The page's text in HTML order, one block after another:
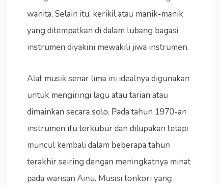
wanita. Selain itu, kerikil atau manik-manik
yang ditempatkan di dalam lubang bagasi
instrumen diyakini mewakili jiwa instrumen.
Alat musik senar lima ini idealnya digunakan
untuk mengiringi lagu atau tarian atau
dimainkan secara solo. Pada tahun 1970-an
instrumen itu terkubur dan dilupakan tetapi
muncul kembali dalam beberapa tahun
terakhir seiring dengan meningkatnya minat
pada warisan Ainu. Musisi tonkori yang